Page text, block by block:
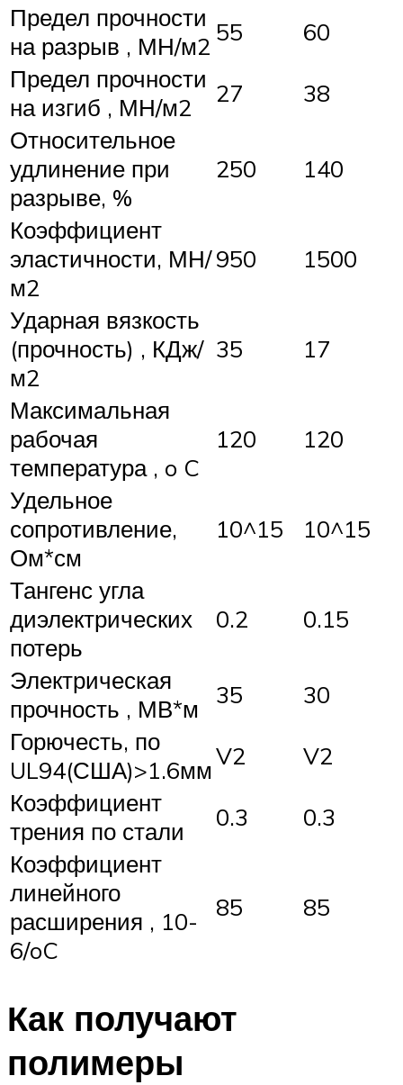
Предел прочности
на разрыв , МН/м2 55
60
Предел прочности
на изгиб , МН/м2
27
38
Относительное
удлинение при
разрыве, %
250 140
Коэффициент
эластичности, МН/
м2
950 1500
Ударная вязкость
(прочность) , КДж/
м2
35 17
Максимальная
рабочая
температура , o C
120 120
Удельное
сопротивление,
Ом*см
10^15 10^15
Тангенс угла
диэлектрических
потерь
0.2 0.15
Электрическая
прочность , МВ*м
35
30
Горючесть, по
UL94(США)>1.6ммV2
V2
Коэффициент
трения по стали
0.3
0.3
Коэффициент
линейного
расширения , 10-
6/oC
85 85
Как получают
полимеры